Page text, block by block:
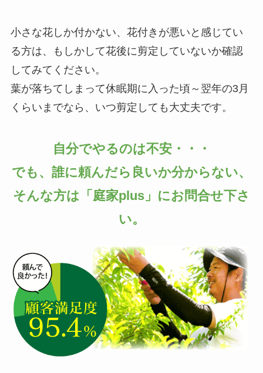
小さな花しか付かない、花付きが悪いと感じてい
る方は、もしかして花後に剪定していないか確認
してみてください。
葉が落ちてしまって休眠期に入った頃～翌年の3月
くらいまでなら、いつ剪定しても大丈夫です。
自分でやるのは不安・・・
でも、誰に頼んだら良いか分からない、
そんな方は「庭家plus」にお問合せ下さ
い。